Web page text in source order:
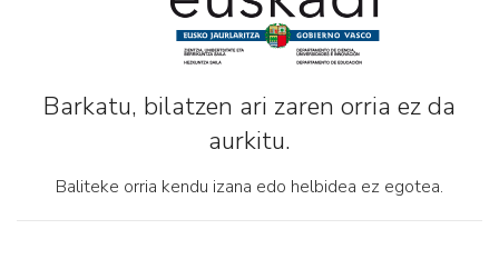
Barkatu, bilatzen ari zaren orria ez da
aurkitu.
Baliteke orria kendu izana edo helbidea ez egotea.